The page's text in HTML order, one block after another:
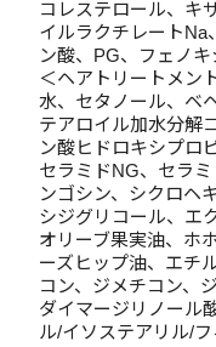
コレステロール、キ
イルラクチレートNa
ン酸、PG、フェノ
＜ヘアトリートメン
水、セタノール、ベ
テアロイル加水分解
ン酸ヒドロキシプロ
セラミドNG、セラ
ンゴシン、シクロヘ
シジグリコール、エ
オリーブ果実油、ホ
ーズヒップ油、エチ
コン、ジメチコン、
ダイマージリノール
ル/イソステアリル/